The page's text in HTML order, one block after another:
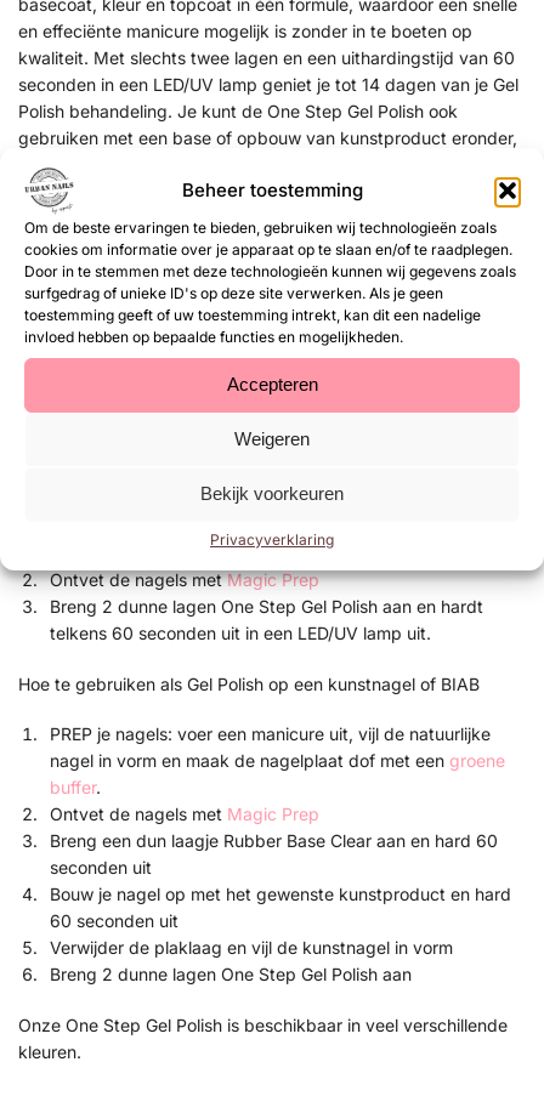
Beheer toestemming
Om de beste ervaringen te bieden, gebruiken wij technologieën zoals
cookies om informatie over je apparaat op te slaan en/of te raadplegen.
Door in te stemmen met deze technologieën kunnen wij gegevens zoals
surfgedrag of unieke ID's op deze site verwerken. Als je geen
toestemming geeft of uw toestemming intrekt, kan dit een nadelige
invloed hebben op bepaalde functies en mogelijkheden.
Accepteren
Weigeren
Bekijk voorkeuren
Privacyverklaring
en effeciënte manicure mogelijk is zonder in te boeten op
kwaliteit. Met slechts twee lagen en een uithardingstijd van 60
seconden in een LED/UV lamp geniet je tot 14 dagen van je Gel
Polish behandeling. Je kunt de One Step Gel Polish ook
gebruiken met een base of opbouw van kunstproduct eronder,
wat de draagtijd verlengt.
Voordelen van One Step Gel Polish:
Tijdbesparend: Geen Base- of topcoat nodig.
Duurzaam: Langhoudende formule die niet afbladert of
vervaagt.
Eenvoudige applicatie: Dankzij de goede dekking van de
Hoe te gebruiken als Gel Polish behandeling:
PREP je nagels: voer een manicure uit, vijl de natuurlijke
Ontvet de nagels metMagic Prep
Breng 2 dunne lagen One Step Gel Polish aan en hardt
telkens 60 seconden uit in een LED/UV lamp uit.
Hoe te gebruiken als Gel Polish op een kunstnagel of BIAB
PREP je nagels: voer een manicure uit, vijl de natuurlijke
nagel in vorm en maak de nagelplaat dof met een groene
buffer.
Ontvet de nagels met Magic Prep
Breng een dun laagje Rubber Base Clear aan en hard 60
seconden uit
Bouw je nagel op met het gewenste kunstproduct en hard
60 seconden uit
Verwijder de plaklaag en vijl de kunstnagel in vorm
Breng 2 dunne lagen One Step Gel Polish aan
Onze One Step Gel Polish is beschikbaar in veel verschillende
kleuren.